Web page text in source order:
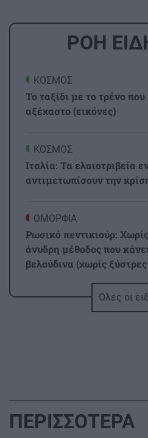
ΡΟΗ
ΚΟΣΜΟΣ
Το ταξίδι με το τρένο
αξέχαστο (εικόνες)
ΚΟΣΜΟΣ
Ιταλία: Τα ελαιοτριβεία
αντιμετωπίσουν την
ΟΜΟΡΦΙΑ
Ρωσικό πεντικιούρ:
άνυδρη μέθοδος που
βελούδινα (χωρίς
GOSSIP - LIFESTYLE
προσβάσιμες σε άτομα
αναπηρίες
Όλες οι
ΠΕΡΙΣΣΟΤΕΡΑ